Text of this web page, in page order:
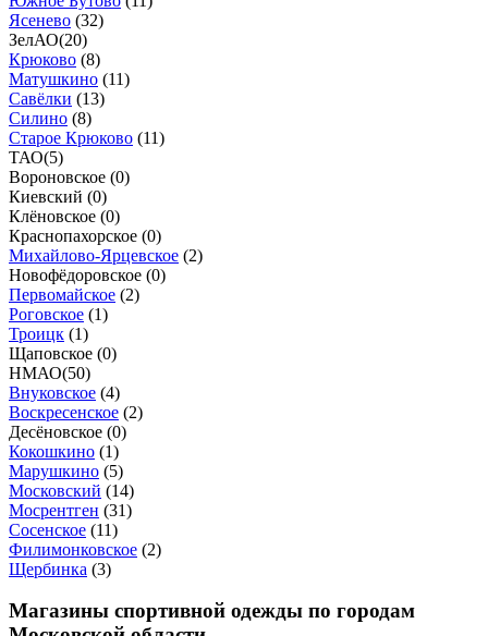
Ясенево (32)
ЗелАО(20)
Крюково (8)
Матушкино (11)
Савёлки (13)
Силино (8)
Старое Крюково (11)
ТАО(5)
Вороновское (0)
Киевский (0)
Клёновское (0)
Краснопахорское (0)
Михайлово-Ярцевское (2)
Новофёдоровское (0)
Первомайское (2)
Роговское (1)
Троицк (1)
Щаповское (0)
НМАО(50)
Внуковское (4)
Воскресенское (2)
Десёновское (0)
Кокошкино (1)
Марушкино (5)
Московский (14)
Мосрентген (31)
Сосенское (11)
Филимонковское (2)
Щербинка (3)
Магазины спортивной одежды по городам